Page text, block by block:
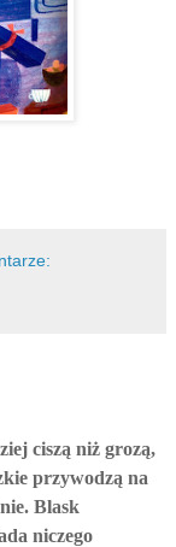
ciszą niż grozą,
przywodzą na
Blask
niczego